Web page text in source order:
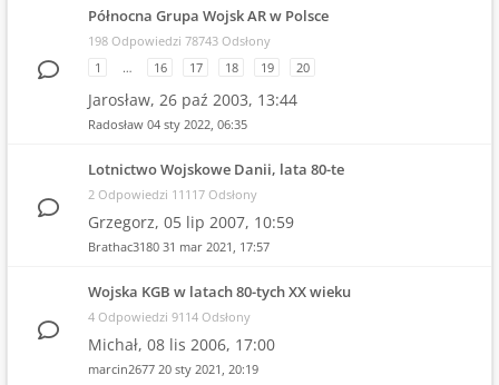
Północna Grupa Wojsk AR w Polsce
198 Odpowiedzi 78743 Odsłony
1
… 16 17 18 19 20
Jarosław, 26 paź 2003, 13:44
Radosław 04 sty 2022, 06:35
Lotnictwo Wojskowe Danii, lata 80-te
2 Odpowiedzi 11117 Odsłony
Grzegorz, 05 lip 2007, 10:59
Brathac3180 31 mar 2021, 17:57
Wojska KGB w latach 80-tych XX wieku
4 Odpowiedzi 9114 Odsłony
Michał, 08 lis 2006, 17:00
marcin2677 20 sty 2021, 20:19